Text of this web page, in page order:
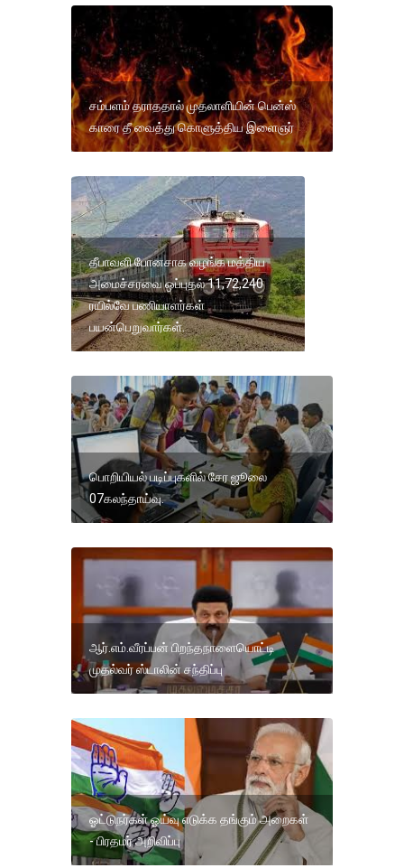
சம்பளம் தராததால் முதலாளியின் பென்ஸ்
காரை தீ வைத்து கொளுத்திய இளைஞர்
தீபாவளி போனசாக வழங்க மத்திய
அமைச்சரவை ஒப்புதல் 11,72,240
ரயில்வே பணியாளர்கள்
பயன்பெறுவார்கள்.
பொறியியல் படிப்புகளில் சேர ஜூலை
07கலந்தாய்வு.
ஆர்.எம்.வீரப்பன் பிறந்தநாளையொட்டி
முதல்வர் ஸ்டாலின் சந்திப்பு
ஓட்டுநர்கள் ஓய்வு எடுக்க தங்கும் அறைகள்
- பிரதமர் அறிவிப்பு